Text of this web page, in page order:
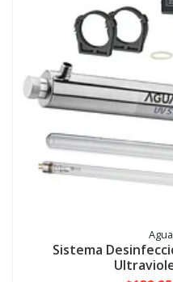
Sistema